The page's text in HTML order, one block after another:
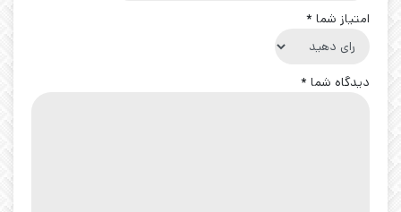
امتیاز شما *
دیدگاه شما *